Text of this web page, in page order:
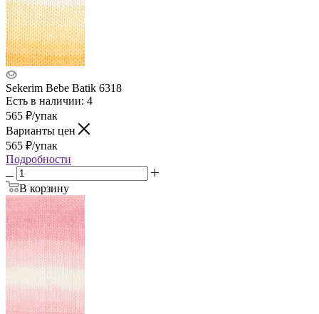
Sekerim Bebe Batik 6318
Есть в наличии: 4
565 ₽/упак
Варианты цен
565 ₽/упак
Подробности
В корзину